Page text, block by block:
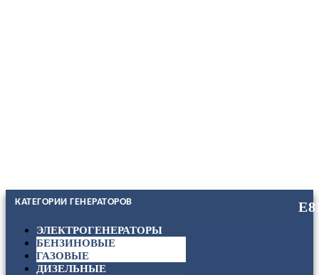
КАТЕГОРИИ ГЕНЕРАТОРОВ
ЭЛЕКТРОГЕНЕРАТОРЫ
БЕНЗИНОВЫЕ
ГАЗОВЫЕ
ДИЗЕЛЬНЫЕ